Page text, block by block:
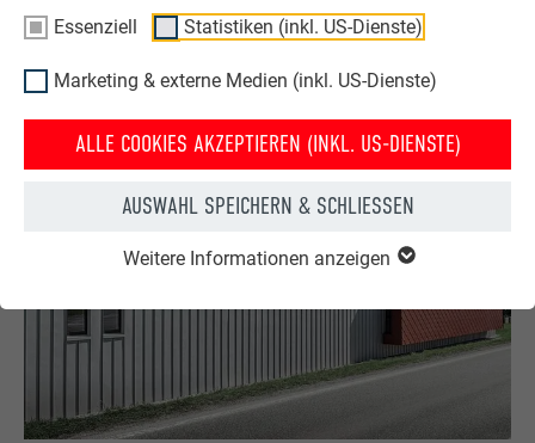
Essenziell Statistiken (inkl. US-Dienste)
Marketing & externe Medien (inkl. US-Dienste)
ALLE COOKIES AKZEPTIEREN (INKL. US-DIENSTE)
AUSWAHL SPEICHERN & SCHLIESSEN
Weitere Informationen anzeigen